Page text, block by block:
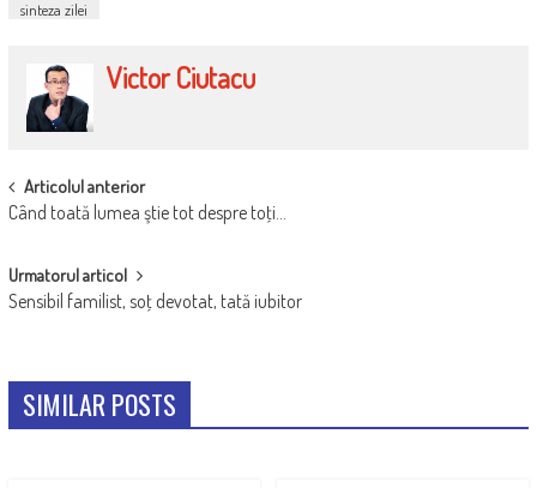
sinteza zilei
Victor Ciutacu
POST
NAVIGATION
Articolul anterior
Când toată lumea ştie tot despre toţi…
Urmatorul articol
Sensibil familist, soţ devotat, tată iubitor
SIMILAR POSTS